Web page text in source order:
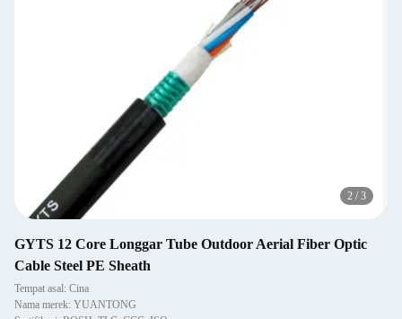
2 / 3
GYTS 12 Core Longgar Tube Outdoor Aerial Fiber Optic
Cable Steel PE Sheath
Tempat asal: Cina
Nama merek: YUANTONG